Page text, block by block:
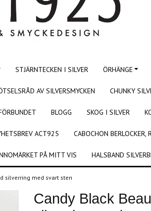
STJÄRNTECKEN I SILVER ÖRHÄNGE
AV SILVERSMYCKEN CHUNKY
BLOGG SKOG I SILVER
ACT925 CABOCHON BERLOCKER,
PÅ MITT VIS HALSBAND
silverring med svart sten
Candy Black